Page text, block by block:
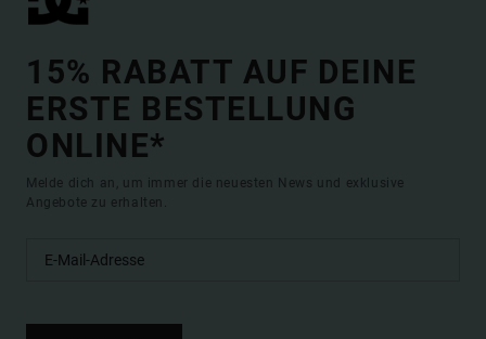
15% RABATT AUF DEINE
ERSTE BESTELLUNG
ONLINE*
Melde dich an, um immer die neuesten News und exklusive
Angebote zu erhalten.